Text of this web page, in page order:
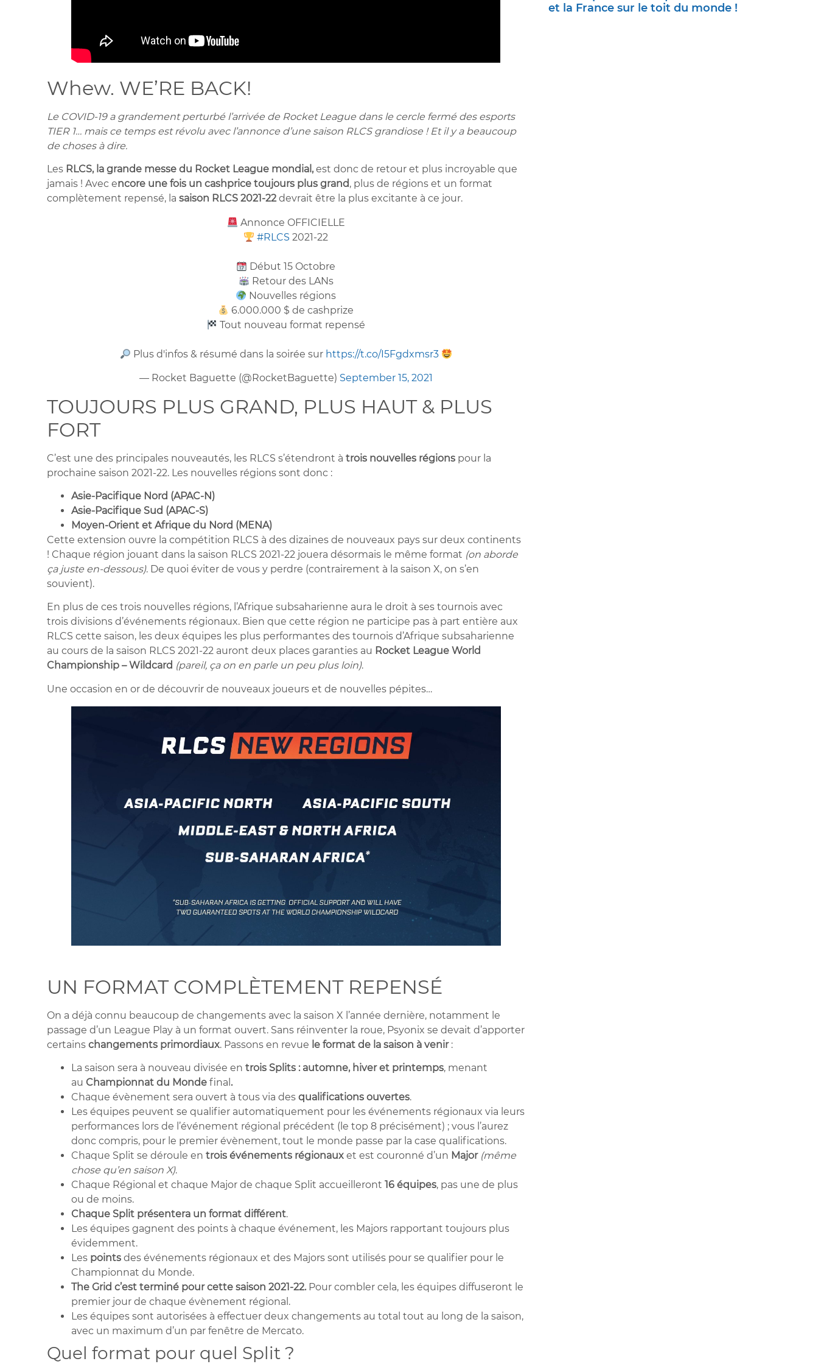
Whew. WE’RE BACK!
Le COVID-19 a grandement perturbé l’arrivée de Rocket League dans le cercle fermé des esports
TIER 1… mais ce temps est révolu avec l’annonce d’une saison RLCS grandiose ! Et il y a beaucoup
de choses à dire.
Les RLCS, la grande messe du Rocket League mondial,est donc de retour et plus incroyable que
jamais ! Avec encore une fois un cashprice toujours plus grand, plus de régions et un format
complètement repensé, lasaison RLCS 2021-22devrait être la plus excitante à ce jour.
Annonce OFFICIELLE
#RLCS 2021-22
Début 15 Octobre
Retour des LANs
Nouvelles régions
6.000.000 $ de cashprize
Tout nouveau format repensé
Plus d'infos & résumé dans la soirée sur https://t.co/I5Fgdxmsr3
— Rocket Baguette (@RocketBaguette) September 15, 2021
TOUJOURS PLUS GRAND, PLUS HAUT & PLUS
FORT
C’est une des principales nouveautés, les RLCS s’étendront àtrois nouvelles régions pour la
prochaine saison 2021-22. Les nouvelles régions sont donc :
Asie-Pacifique Nord (APAC-N)
Asie-Pacifique Sud (APAC-S)
Moyen-Orient et Afrique du Nord (MENA)
Cette extension ouvre la compétition RLCS à des dizaines de nouveaux pays sur deux continents
! Chaque région jouant dans la saison RLCS 2021-22 jouera désormais le même format (on aborde
ça juste en-dessous). De quoi éviter de vous y perdre (contrairement à la saison X, on s’en
souvient).
En plus de ces trois nouvelles régions, l’Afrique subsaharienne aura le droit à ses tournois avec
trois divisions d’événements régionaux. Bien que cette région ne participe pas à part entière aux
RLCS cette saison, les deux équipes les plus performantes des tournois d’Afrique subsaharienne
au cours de la saison RLCS 2021-22 auront deux places garanties au Rocket League World
Championship – Wildcard (pareil, ça on en parle un peu plus loin).
Une occasion en or de découvrir de nouveaux joueurs et de nouvelles pépites…
UN FORMAT COMPLÈTEMENT REPENSÉ
On a déjà connu beaucoup de changements avec la saison X l’année dernière, notamment le
passage d’un League Play à un format ouvert. Sans réinventer la roue, Psyonix se devait d’apporter
certainschangements primordiaux. Passons en revue le format de la saison à venir:
La saison sera à nouveau divisée entrois Splits : automne, hiver et printemps, menant
auChampionnat du Monde final .
Chaque évènement sera ouvert à tous via desqualifications ouvertes.
Les équipes peuvent se qualifier automatiquement pour les événements régionaux via leurs
performances lors de l’événement régional précédent (le top 8 précisément) ; vous l’aurez
donc compris, pour le premier évènement, tout le monde passe par la case qualifications.
Chaque Split se déroule entrois événements régionaux et est couronné d’un Major (même
chose qu’en saison X).
Chaque Régional et chaque Major de chaque Split accueilleront16 équipes, pas une de plus
ou de moins.
Chaque Split présentera un format différent.
Les équipes gagnent des points à chaque événement, les Majors rapportant toujours plus
évidemment.
Les points des événements régionaux et des Majors sont utilisés pour se qualifier pour le
Championnat du Monde.
The Grid c’est terminé pour cette saison 2021-22.Pour combler cela, les équipes diffuseront le
premier jour de chaque évènement régional.
Les équipes sont autorisées à effectuer deux changements au total tout au long de la saison,
avec un maximum d’un par fenêtre de Mercato.
Quel format pour quel Split ?
et la France sur le toit du monde !